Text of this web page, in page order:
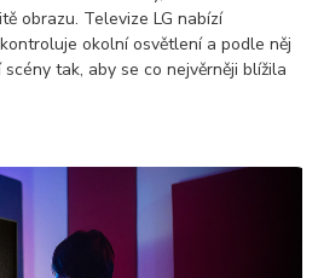
obrazu. Televize LG nabízí
okolní osvětlení a podle něj
tak, aby se co nejvěrněji blížila